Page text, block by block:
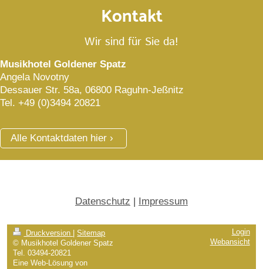
Kontakt
Wir sind für Sie da!
Musikhotel Goldener Spatz
Angela Novotny
Dessauer Str. 58a, 06800 Raguhn-Jeßnitz
Tel. +49 (0)3494 20821
Alle Kontaktdaten hier
Datenschutz | Impressum
Druckversion
Sitemap
© Musikhotel Goldener Spatz
Tel. 03494-20821
Eine Web-Lösung von
Login
Webansicht